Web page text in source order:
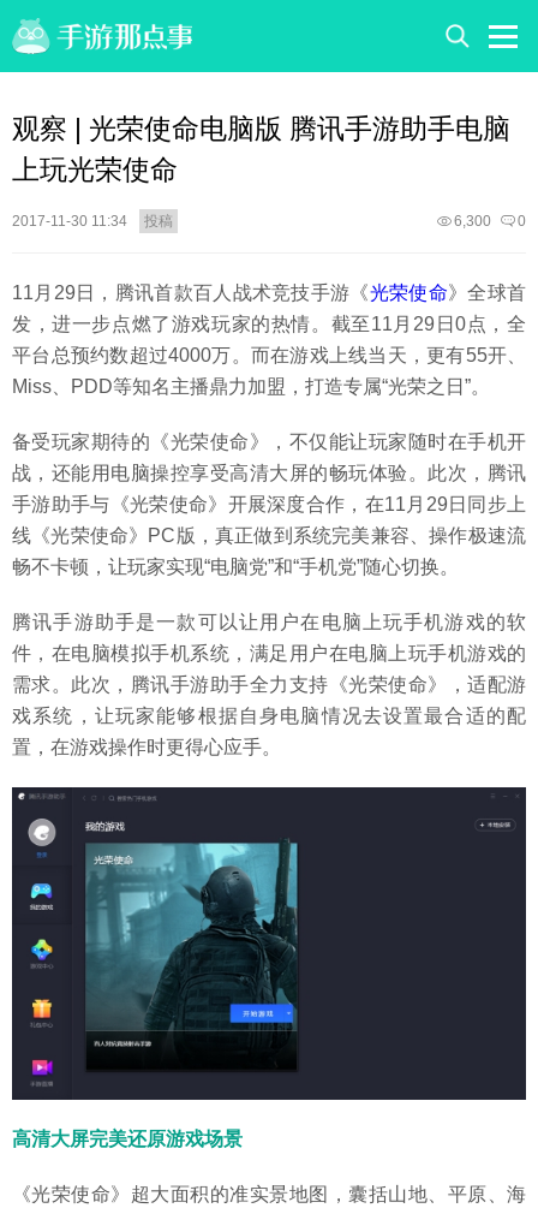
观察 | 光荣使命电脑版 腾讯手游助手电脑
上玩光荣使命
2017-11-30 11:34 投稿 0
6,300
11月29日，腾讯首款百人战术竞技手游《光荣使命》全球首
发，进一步点燃了游戏玩家的热情。截至11月29日0点，全
平台总预约数超过4000万。而在游戏上线当天，更有55开、
Miss、PDD等知名主播鼎力加盟，打造专属“光荣之日”。
备受玩家期待的《光荣使命》，不仅能让玩家随时在手机开
战，还能用电脑操控享受高清大屏的畅玩体验。此次，腾讯
手游助手与《光荣使命》开展深度合作，在11月29日同步上
线《光荣使命》PC版，真正做到系统完美兼容、操作极速流
畅不卡顿，让玩家实现“电脑党”和“手机党”随心切换。
腾讯手游助手是一款可以让用户在电脑上玩手机游戏的软
件，在电脑模拟手机系统，满足用户在电脑上玩手机游戏的
需求。此次，腾讯手游助手全力支持《光荣使命》，适配游
戏系统，让玩家能够根据自身电脑情况去设置最合适的配
置，在游戏操作时更得心应手。
高清大屏完美还原游戏场景
《光荣使命》超大面积的准实景地图，囊括山地、平原、海